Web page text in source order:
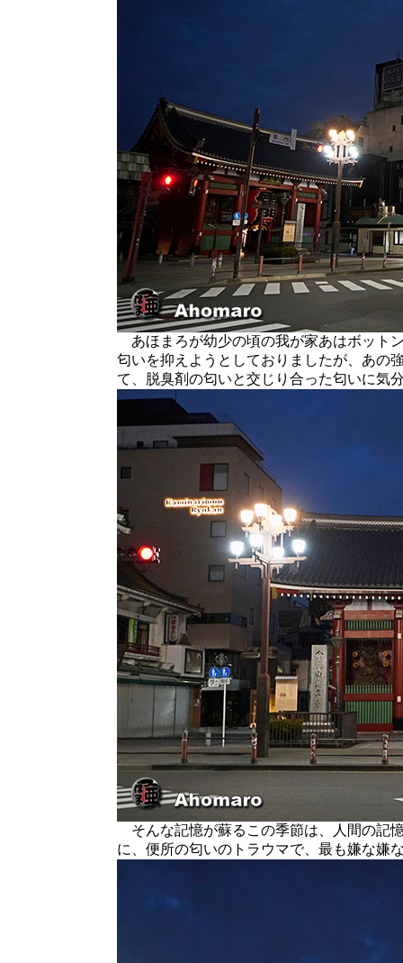
あほまろが幼少の頃の我が家あはボット
匂いを抑えようとしておりましたが、あの
て、脱臭剤の匂いと交じり合った匂いに気
そんな記憶が蘇るこの季節は、人間の記
に、便所の匂いのトラウマで、最も嫌な嫌